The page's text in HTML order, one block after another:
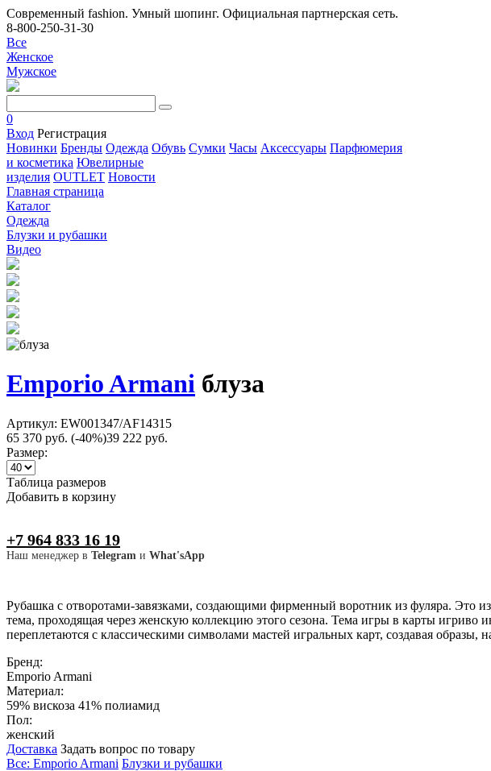
Современный fashion. Умный шопинг. Официальная партнерская сеть.
8-800-250-31-30
Все
Женское
Мужское
0
Вход Регистрация
Новинки Бренды Одежда Обувь Сумки Часы Аксессуары Парфюмерия
и косметика Ювелирные
изделия OUTLET Новости
Главная страница
Каталог
Одежда
Блузки и рубашки
Видео
Emporio Armani блуза
Артикул: EW001347/AF14315
65 370 руб. (-40%)39 222 руб.
Размер:
Таблица размеров
Добавить в корзину
+7 964 833 16 19
Наш менеджер в Telegram и What'sApp
Рубашка с отворотами-завязками, создающими фирменный воротник из фуляра. Это
тема, проходящая через женскую коллекцию этого сезона. Тема игры в карты игриво
переплетаются с классическими символами мастей игральных карт, создавая
Бренд:
Emporio Armani
Материал:
59% вискоза 41% полиамид
Пол:
женский
Доставка Задать вопрос по товару
Все: Emporio Armani Блузки и рубашки